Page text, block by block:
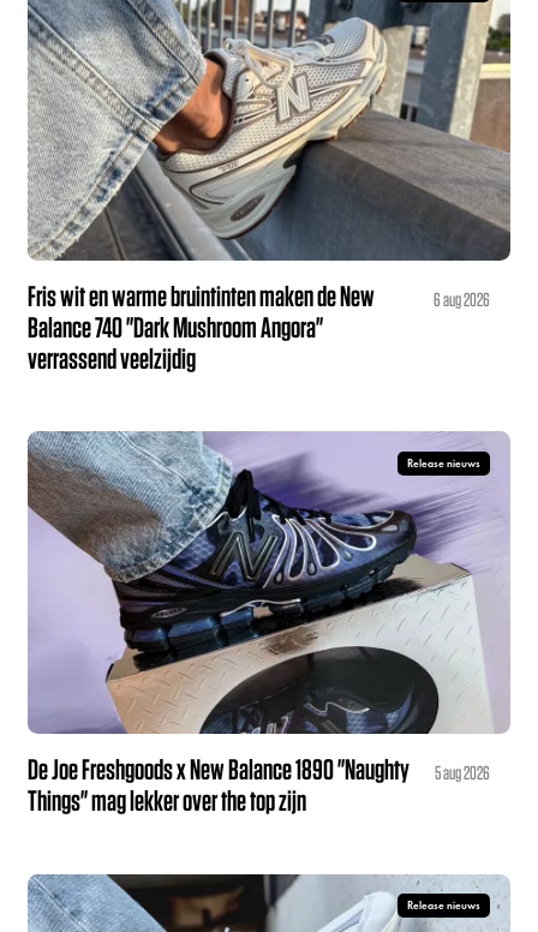
Fris wit en warme bruintinten maken de New
Balance 740 "Dark Mushroom Angora"
verrassend veelzijdig
6 aug 2026
Release nieuws
De Joe Freshgoods x New Balance 1890 "Naughty
Things" mag lekker over the top zijn
5 aug 2026
Release nieuws